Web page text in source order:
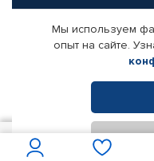
Партнерам
Корпоративным
Поставщикам
© КАМАЗ ЦЕНТР ДОНЕЦК,
Интернет-магазин
Мы используем
опыт на сайте.